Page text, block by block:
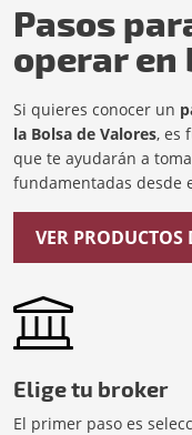
Pasos
operar en
Si quieres conocer un
la Bolsa de Valores, es
que te ayudarán a
fundamentadas desde
VER PRODUCTOS
Elige tu broker
El primer paso es